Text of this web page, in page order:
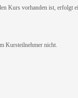
Kurs vorhanden ist,
Kursteilnehmer nicht.